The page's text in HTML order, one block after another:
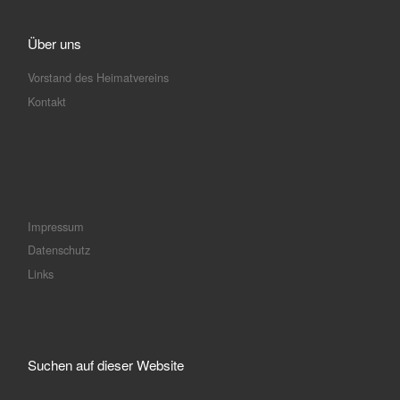
Über uns
Vorstand des Heimatvereins
Kontakt
Impressum
Datenschutz
Links
Suchen auf dieser Website